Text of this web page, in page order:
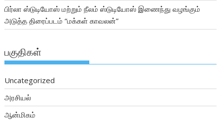
பிர்லா ஸ்டுடியோஸ் மற்றும் நீலம் ஸ்டுடியோஸ் இணைந்து வழங்கும்
அடுத்த திரைப்படம் “மக்கள் காவலன்”
பகுதிகள்
Uncategorized
அரசியல்
ஆன்மிகம்